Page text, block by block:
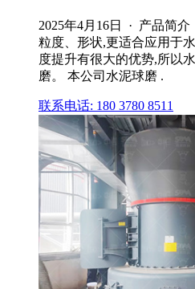
2025年4月16日 · 产品简
粒度、形状,更适合应用于
度提升有很大的优势,所以
磨。 本公司水泥球磨 .
联系电话: 180 3780 8511